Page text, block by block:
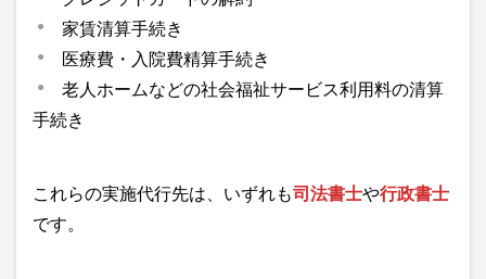
家賃清算手続き
医療費・入院費精算手続き
老人ホームなどの社会福祉サービス利用料の清算
手続き
これらの実施代行先は、いずれも司法書士や行政書士
です。